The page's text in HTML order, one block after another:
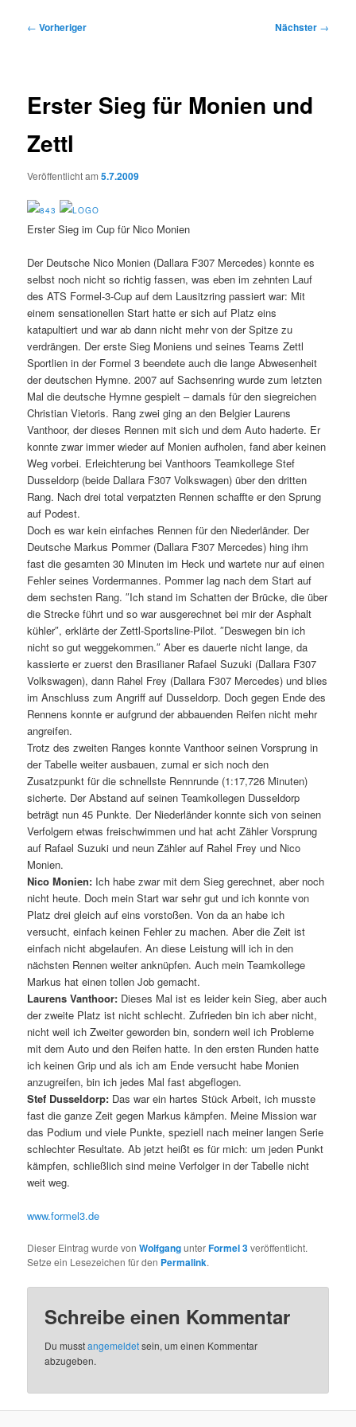
Beitragsnavigation
← Vorheriger Nächster →
Erster Sieg für Monien und
Zettl
Veröffentlicht am5.7.2009
Erster Sieg im Cup für Nico Monien
Der Deutsche Nico Monien (Dallara F307 Mercedes) konnte es
selbst noch nicht so richtig fassen, was eben im zehnten Lauf
des ATS Formel-3-Cup auf dem Lausitzring passiert war: Mit
einem sensationellen Start hatte er sich auf Platz eins
katapultiert und war ab dann nicht mehr von der Spitze zu
verdrängen. Der erste Sieg Moniens und seines Teams Zettl
Sportlien in der Formel 3 beendete auch die lange Abwesenheit
der deutschen Hymne. 2007 auf Sachsenring wurde zum letzten
Mal die deutsche Hymne gespielt – damals für den siegreichen
Christian Vietoris. Rang zwei ging an den Belgier Laurens
Vanthoor, der dieses Rennen mit sich und dem Auto haderte. Er
konnte zwar immer wieder auf Monien aufholen, fand aber keinen
Weg vorbei. Erleichterung bei Vanthoors Teamkollege Stef
Dusseldorp (beide Dallara F307 Volkswagen) über den dritten
Rang. Nach drei total verpatzten Rennen schaffte er den Sprung
auf Podest.
Doch es war kein einfaches Rennen für den Niederländer. Der
Deutsche Markus Pommer (Dallara F307 Mercedes) hing ihm
fast die gesamten 30 Minuten im Heck und wartete nur auf einen
Fehler seines Vordermannes. Pommer lag nach dem Start auf
dem sechsten Rang. ″Ich stand im Schatten der Brücke, die über
die Strecke führt und so war ausgerechnet bei mir der Asphalt
kühler″, erklärte der Zettl-Sportsline-Pilot. ″Deswegen bin ich
nicht so gut weggekommen.″ Aber es dauerte nicht lange, da
kassierte er zuerst den Brasilianer Rafael Suzuki (Dallara F307
Volkswagen), dann Rahel Frey (Dallara F307 Mercedes) und blies
im Anschluss zum Angriff auf Dusseldorp. Doch gegen Ende des
Rennens konnte er aufgrund der abbauenden Reifen nicht mehr
angreifen.
Trotz des zweiten Ranges konnte Vanthoor seinen Vorsprung in
der Tabelle weiter ausbauen, zumal er sich noch den
Zusatzpunkt für die schnellste Rennrunde (1:17,726 Minuten)
sicherte. Der Abstand auf seinen Teamkollegen Dusseldorp
beträgt nun 45 Punkte. Der Niederländer konnte sich von seinen
Verfolgern etwas freischwimmen und hat acht Zähler Vorsprung
auf Rafael Suzuki und neun Zähler auf Rahel Frey und Nico
Monien.
Nico Monien: Ich habe zwar mit dem Sieg gerechnet, aber noch
nicht heute. Doch mein Start war sehr gut und ich konnte von
Platz drei gleich auf eins vorstoßen. Von da an habe ich
versucht, einfach keinen Fehler zu machen. Aber die Zeit ist
einfach nicht abgelaufen. An diese Leistung will ich in den
nächsten Rennen weiter anknüpfen. Auch mein Teamkollege
Markus hat einen tollen Job gemacht.
Laurens Vanthoor: Dieses Mal ist es leider kein Sieg, aber auch
der zweite Platz ist nicht schlecht. Zufrieden bin ich aber nicht,
nicht weil ich Zweiter geworden bin, sondern weil ich Probleme
mit dem Auto und den Reifen hatte. In den ersten Runden hatte
ich keinen Grip und als ich am Ende versucht habe Monien
anzugreifen, bin ich jedes Mal fast abgeflogen.
Stef Dusseldorp: Das war ein hartes Stück Arbeit, ich musste
fast die ganze Zeit gegen Markus kämpfen. Meine Mission war
das Podium und viele Punkte, speziell nach meiner langen Serie
schlechter Resultate. Ab jetzt heißt es für mich: um jeden Punkt
kämpfen, schließlich sind meine Verfolger in der Tabelle nicht
weit weg.
www.formel3.de
Dieser Eintrag wurde vonWolfgangunterFormel 3veröffentlicht.
Setze ein Lesezeichen für den Permalink.
Schreibe einen Kommentar
Du musstangemeldetsein, um einen Kommentar
abzugeben.